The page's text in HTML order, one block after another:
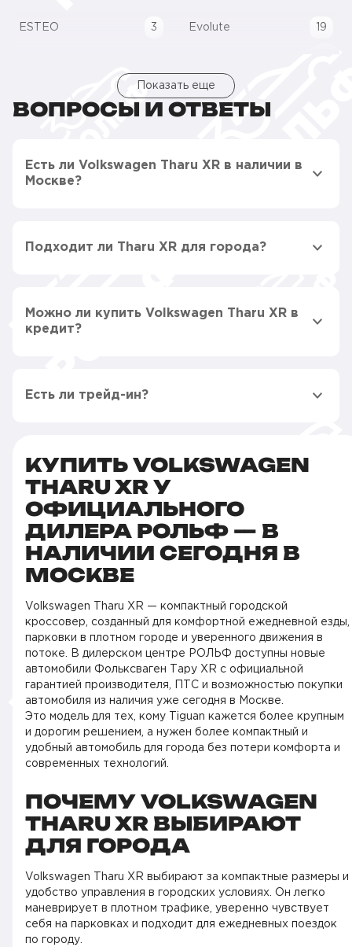
ESTEO 3 Evolute 19
Показать еще
ВОПРОСЫ И ОТВЕТЫ
Есть ли Volkswagen Tharu XR в наличии в
Москве?
Подходит ли Tharu XR для города?
Можно ли купить Volkswagen Tharu XR в
кредит?
Есть ли трейд-ин?
КУПИТЬ VOLKSWAGEN
THARU XR У
ОФИЦИАЛЬНОГО
ДИЛЕРА РОЛЬФ — В
НАЛИЧИИ СЕГОДНЯ В
МОСКВЕ
Volkswagen Tharu XR — компактный городской
кроссовер, созданный для комфортной ежедневной езды,
парковки в плотном городе и уверенного движения в
потоке. В дилерском центре РОЛЬФ доступны новые
автомобили Фольксваген Тару XR с официальной
гарантией производителя, ПТС и возможностью покупки
автомобиля из наличия уже сегодня в Москве.
Это модель для тех, кому Tiguan кажется более крупным
и дорогим решением, а нужен более компактный и
удобный автомобиль для города без потери комфорта и
современных технологий.
ПОЧЕМУ VOLKSWAGEN
THARU XR ВЫБИРАЮТ
ДЛЯ ГОРОДА
Volkswagen Tharu XR выбирают за компактные размеры и
удобство управления в городских условиях. Он легко
маневрирует в плотном трафике, уверенно чувствует
себя на парковках и подходит для ежедневных поездок
по городу.